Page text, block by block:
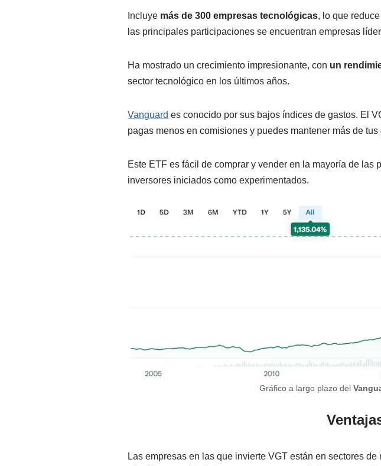
Incluye más de 300 empresas tecnológicas, lo que
las principales participaciones se encuentran empresas
Ha mostrado un crecimiento impresionante, con un
sector tecnológico en los últimos años.
Vanguard es conocido por sus bajos índices de gastos. El
pagas menos en comisiones y puedes mantener más de tus
Este ETF es fácil de comprar y vender en la mayoría de
inversores iniciados como experimentados.
Gráfico a largo plazo del
Las empresas en las que invierte VGT están en sectores